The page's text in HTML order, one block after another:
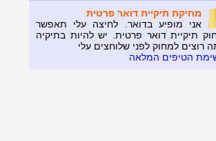
מחיקת תיקיית דואר פרטית
אני מופיע בדואר. לחיצה עלי תאפשר
תיקיית דואר פרטית. יש להיות בתיקיה
רוצים למחוק לפני שלוחצים עלי
הטיפים המלאה